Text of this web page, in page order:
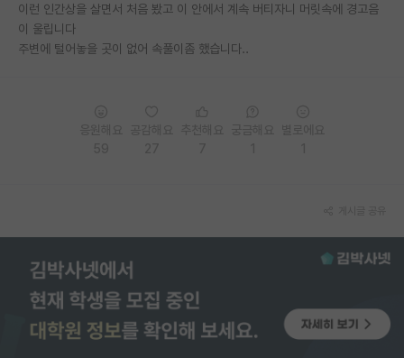
학부 인턴 게시판
취업 게시판
장학금/장학생 게시판
학술 정보 게시판
홍보 게시판
이런 인간상을 살면서 처음 봤고 이 안에서 계속 버티자니 머릿속에 경고음
이 울립니다
주변에 털어놓을 곳이 없어 속풀이좀 했습니다..